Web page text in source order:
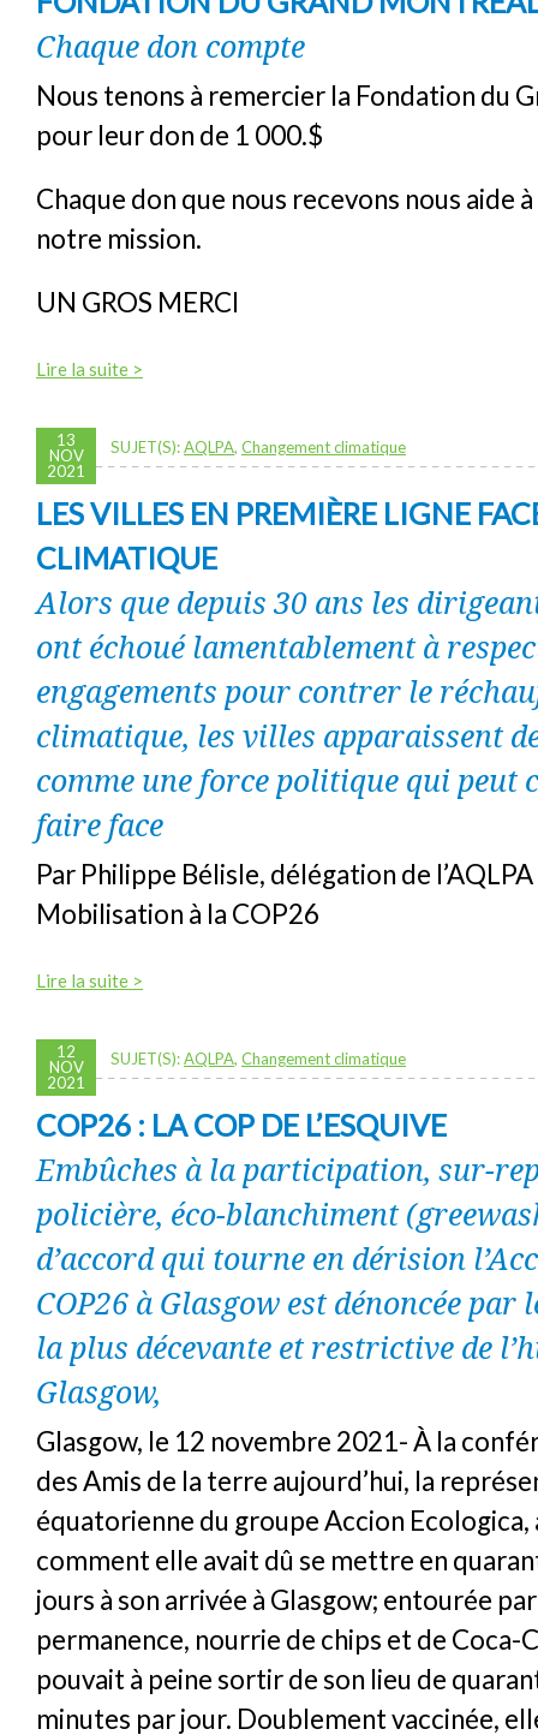
Chaque don compte
Nous tenons à remercier la Fondation du
pour leur don de 1 000.$
Chaque don que nous recevons nous aide
notre mission.
UN GROS MERCI
Lire la suite >
13
NOV
2021
SUJET(S):AQLPA, Changement climatique
LES VILLES EN PREMIÈRE LIGNE
CLIMATIQUE
Alors que depuis 30 ans les
ont échoué lamentablement à
engagements pour contrer le
climatique, les villes apparaissent
comme une force politique qui peut
faire face
Par Philippe Bélisle, délégation de
Mobilisation à la COP26
Lire la suite >
12
NOV
2021
SUJET(S):AQLPA, Changement climatique
COP26 : LA COP DE L’ESQUIVE
Embûches à la participation, sur-
policière, éco-blanchiment
d’accord qui tourne en dérision
COP26 à Glasgow est dénoncée par
la plus décevante et restrictive de
Glasgow,
Glasgow, le 12 novembre 2021- À la
des Amis de la terre aujourd’hui, la
équatorienne du groupe Accion Ecologica,
comment elle avait dû se mettre en
jours à son arrivée à Glasgow; entourée
permanence, nourrie de chips et de Coca-
pouvait à peine sortir de son lieu de
minutes par jour. Doublement vaccinée,